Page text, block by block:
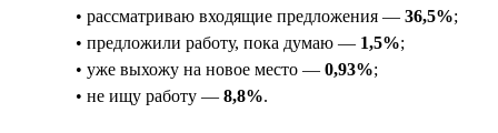
• рассматриваю входящие предложения — 36,5%;
• предложили работу, пока думаю — 1,5%;
• уже выхожу на новое место — 0,93%;
• не ищу работу — 8,8%.